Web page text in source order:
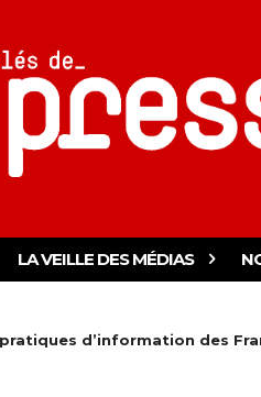
LA VEILLE DES MÉDIAS
d’information des